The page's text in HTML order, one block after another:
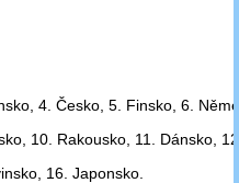
4. Česko, 5. Finsko, 6.
10. Rakousko, 11. Dánsko,
16. Japonsko.